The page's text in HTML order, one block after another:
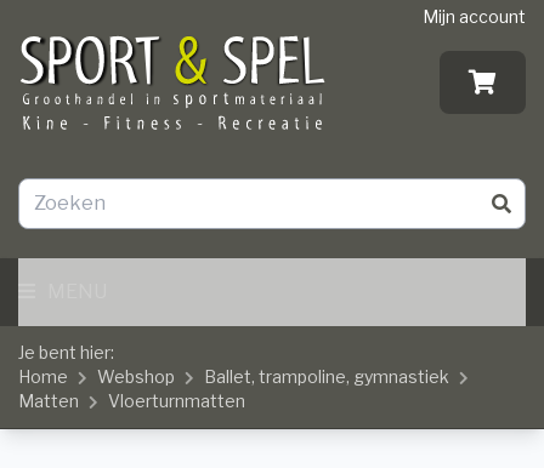
Mijn account
Je bent hier:
Home
Webshop
Ballet, trampoline, gymnastiek
Matten
Vloerturnmatten